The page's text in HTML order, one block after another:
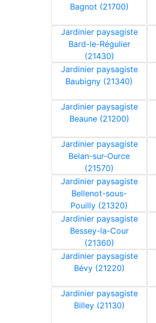
Bagnot (21700)
Jardinier paysagiste
Bard-le-Régulier
(21430)
Jardinier paysagiste
Baubigny (21340)
Jardinier paysagiste
Beaune (21200)
Jardinier paysagiste
Belan-sur-Ource
(21570)
Jardinier paysagiste
Bellenot-sous-
Pouilly (21320)
Jardinier paysagiste
Bessey-la-Cour
(21360)
Jardinier paysagiste
Bévy (21220)
Jardinier paysagiste
Billey (21130)